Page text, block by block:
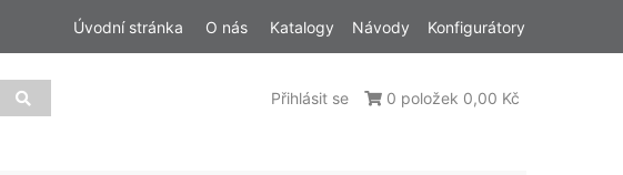
Úvodní stránka O nás Katalogy Návody Konfigurátory
Přihlásit se 0 položek 0,00 Kč